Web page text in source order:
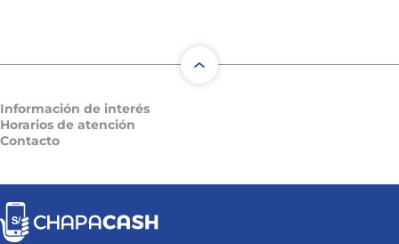
Información de interés
Horarios de atención
Contacto